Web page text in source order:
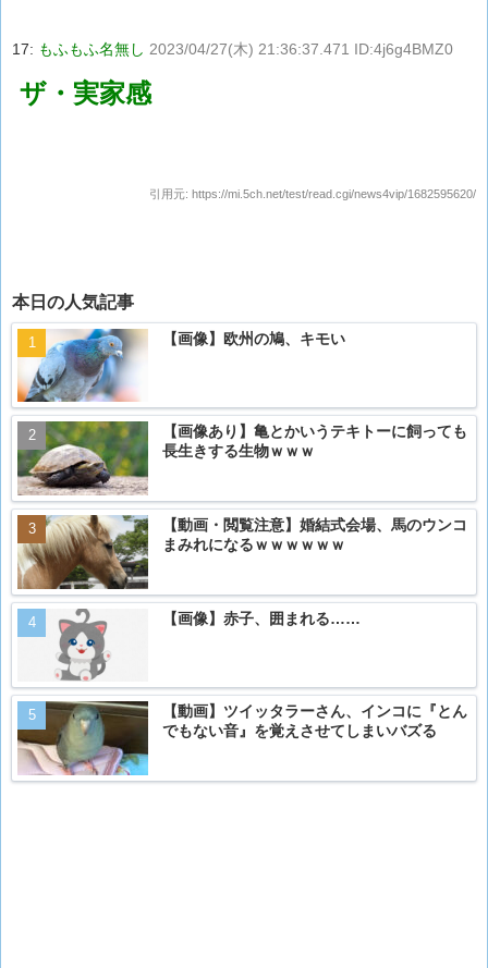
17: もふもふ名無し 2023/04/27(木) 21:36:37.471 ID:4j6g4BMZ0
ザ・実家感
引用元: https://mi.5ch.net/test/read.cgi/news4vip/1682595620/
本日の人気記事
【画像】欧州の鳩、キモい
【画像あり】亀とかいうテキトーに飼っても
長生きする生物ｗｗｗ
【動画・閲覧注意】婚結式会場、馬のウンコ
まみれになるｗｗｗｗｗｗ
【画像】赤子、囲まれる……
【動画】ツイッタラーさん、インコに『とん
でもない音』を覚えさせてしまいバズる